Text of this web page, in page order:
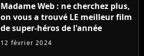
Madame Web : ne cherchez plus,
on vous a trouvé LE meilleur film
de super-héros de l'année
12 février 2024